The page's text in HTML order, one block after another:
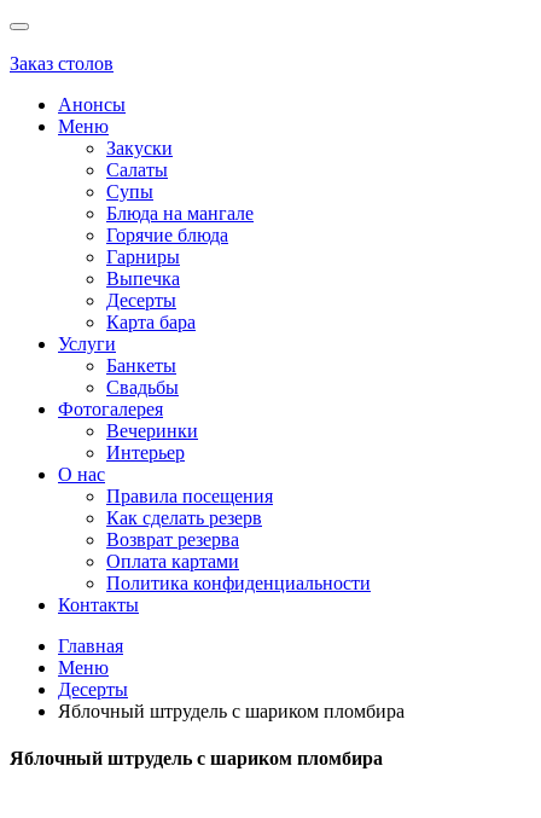
Заказ столов
Анонсы
Меню
Закуски
Салаты
Супы
Блюда на мангале
Горячие блюда
Гарниры
Выпечка
Десерты
Карта бара
Услуги
Банкеты
Свадьбы
Фотогалерея
Вечеринки
Интерьер
О нас
Правила посещения
Как сделать резерв
Возврат резерва
Оплата картами
Политика конфиденциальности
Контакты
Главная
Меню
Десерты
Яблочный штрудель с шариком пломбира
Яблочный штрудель с шариком пломбира